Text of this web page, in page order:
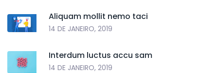
Aliquam mollit nemo taci
14 DE JANEIRO, 2019
Interdum luctus accu sam
14 DE JANEIRO, 2019